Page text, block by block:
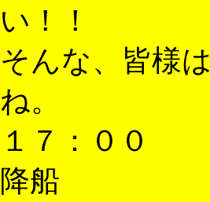
い！！
そんな、皆様
ね。
１７：００
降船